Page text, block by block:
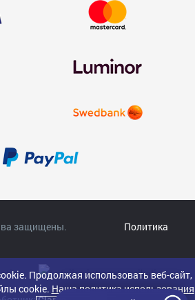
защищены.
Политика
Продолжая использовать веб-сайт,
cookie. Наша политика использования